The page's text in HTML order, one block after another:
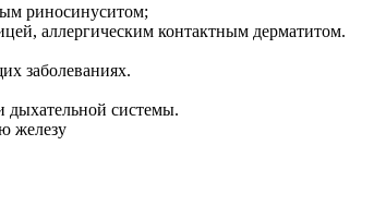
риносинуситом;
аллергическим контактным дерматитом.
заболеваниях.
дыхательной системы.
железу